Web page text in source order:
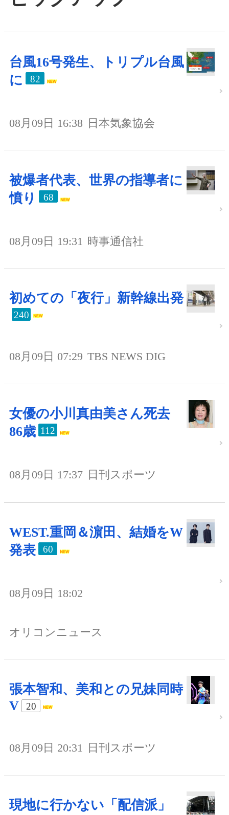
台風16号発生、トリプル台風
に
82
08月09日 16:38 日本気象協会
被爆者代表、世界の指導者に
憤り
68
08月09日 19:31 時事通信社
初めての「夜行」新幹線出発
240
08月09日 07:29 TBS NEWS DIG
女優の小川真由美さん死去
86歳 112
08月09日 17:37 日刊スポーツ
WEST.重岡＆濵田、結婚をW
発表
60
08月09日 18:02
オリコンニュース
張本智和、美和との兄妹同時
V
20
08月09日 20:31 日刊スポーツ
現地に行かない「配信派」